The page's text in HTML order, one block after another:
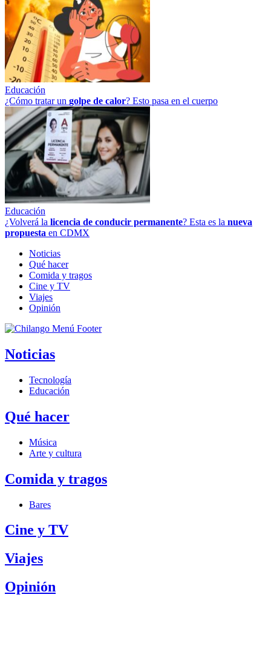
Educación
¿Cómo tratar un golpe de calor? Esto pasa en el cuerpo
Educación
¿Volverá la licencia de conducir permanente? Esta es la nueva
propuesta en CDMX
Noticias
Qué hacer
Comida y tragos
Cine y TV
Viajes
Opinión
Noticias
Tecnología
Educación
Qué hacer
Música
Arte y cultura
Comida y tragos
Bares
Cine y TV
Viajes
Opinión